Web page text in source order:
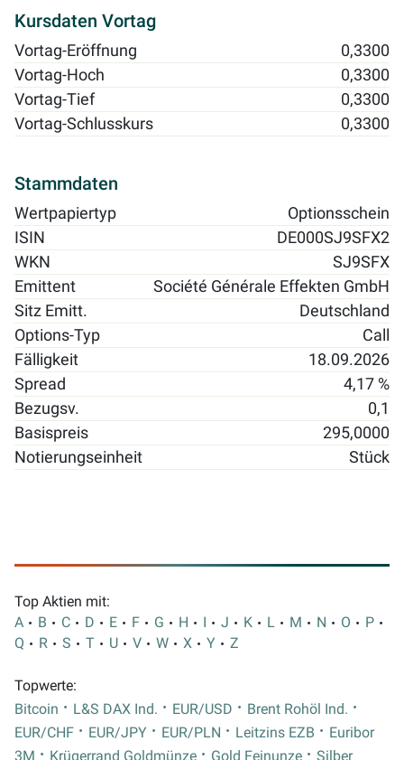
Kursdaten Vortag
Vortag-Eröffnung
0,3300
Vortag-Hoch
0,3300
Vortag-Tief
0,3300
Vortag-Schlusskurs
0,3300
Stammdaten
Wertpapiertyp
Optionsschein
ISIN
DE000SJ9SFX2
WKN
SJ9SFX
Emittent
Société Générale Effekten GmbH
Sitz Emitt.
Deutschland
Options-Typ
Call
Fälligkeit
18.09.2026
Spread
4,17 %
Bezugsv.
0,1
Basispreis
295,0000
Notierungseinheit
Stück
Top Aktien mit:
A
B C D E F G H I J K L M N O
P
Q
R S T U V W X Y Z
Topwerte:
Bitcoin
L&S DAX Ind. EUR/USD
Brent Rohöl Ind.
EUR/CHF
EUR/JPY EUR/PLN Leitzins EZB
Euribor
3M
Krügerrand Goldmünze Gold Feinunze Silber